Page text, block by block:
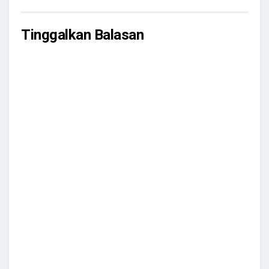
Tinggalkan Balasan